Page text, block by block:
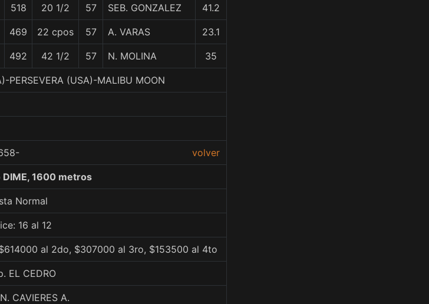
518 20 1/2 57 SEB. GONZALEZ 41.2
469 22 cpos 57 A. VARAS 23.1
492 42 1/2 57 N. MOLINA 35
PERSEVERA (USA)-MALIBU MOON
volver
1600 metros
Normal
16 al 12
al 2do, $307000 al 3ro, $153500 al 4to
EL CEDRO
CAVIERES A.